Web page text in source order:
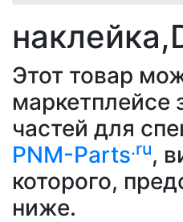
Этот товар
маркетплейсе
частей для
PNM-Parts.ru,
которого,
ниже.